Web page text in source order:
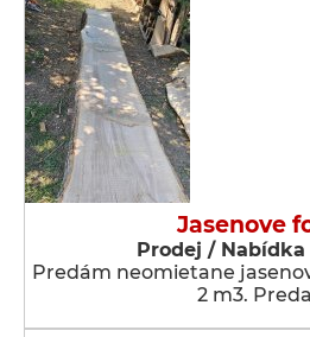
Jasenove
Prodej / Nabídka
Predám neomietane
2 m3.